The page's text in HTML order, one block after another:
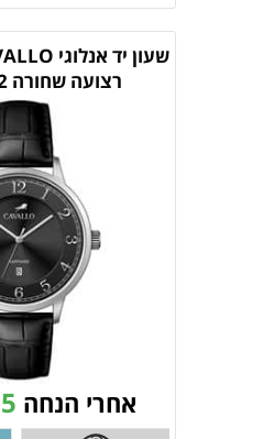
רצועה שחורה CW167002
אחרי הנחה